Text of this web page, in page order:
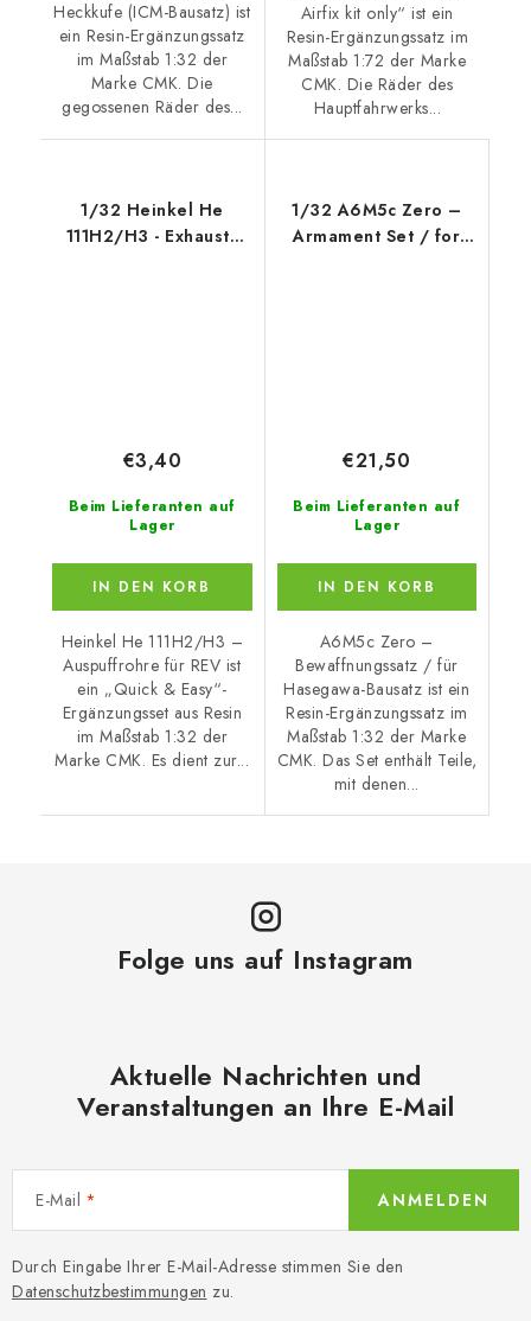
Heckkufe (ICM-Bausatz) ist
ein Resin-Ergänzungssatz
im Maßstab 1:32 der
Marke CMK. Die
gegossenen Räder des...
Airfix kit only“ ist ein
Resin-Ergänzungssatz im
Maßstab 1:72 der Marke
CMK. Die Räder des
Hauptfahrwerks...
1/32 Heinkel He
111H2/H3 - Exhausts
Beim Lieferanten auf
Lager
€3,40
IN DEN KORB
Heinkel He 111H2/H3 –
Auspuffrohre für REV ist
ein „Quick & Easy“-
Ergänzungsset aus Resin
im Maßstab 1:32 der
Marke CMK. Es dient zur...
1/32 A6M5c Zero –
Armament Set / for
Beim Lieferanten auf
Lager
€21,50
IN DEN KORB
A6M5c Zero –
Bewaffnungssatz / für
Hasegawa-Bausatz ist ein
Resin-Ergänzungssatz im
Maßstab 1:32 der Marke
CMK. Das Set enthält Teile,
mit denen...
Folge uns auf Instagram
Aktuelle Nachrichten und
Veranstaltungen an Ihre E-Mail
E-Mail
Durch Eingabe Ihrer E-Mail-Adresse stimmen Sie den
Datenschutzbestimmungen zu.
ANMELDEN